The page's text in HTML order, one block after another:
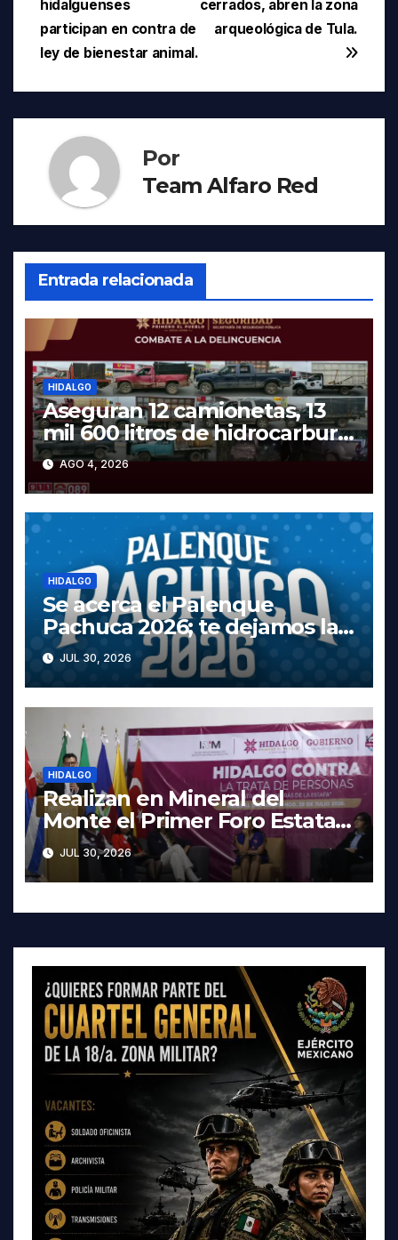
de
entradas
cerrados, abren la zona
arqueológica de Tula.
hidalguenses
participan en contra de
ley de bienestar animal.
Por
Team Alfaro Red
Entrada relacionada
HIDALGO
Aseguran 12 camionetas, 13
mil 600 litros de hidrocarburo
y dos vehículos robados en
Tula
AGO 4, 2026
HIDALGO
Se acerca el Palenque
Pachuca 2026; te dejamos la
cartelera completa, las fechas
y los precios
JUL 30, 2026
HIDALGO
Realizan en Mineral del
Monte el Primer Foro Estatal
contra la Trata de Personas
JUL 30, 2026